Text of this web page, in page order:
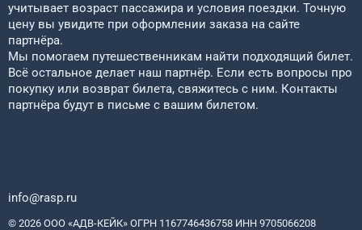
учитывает возраст пассажира и условия поездки. Точную
цену вы увидите при оформлении заказа на сайте
партнёра.
Мы помогаем путешественникам найти подходящий билет.
Всё остальное делает наш партнёр. Если есть вопросы про
покупку или возврат билета, свяжитесь с ним. Контакты
партнёра будут в письме с вашим билетом.
info@rasp.ru
© 2026 ООО «АДВ-КЕЙК» ОГРН 1167746436758 ИНН 9705066208